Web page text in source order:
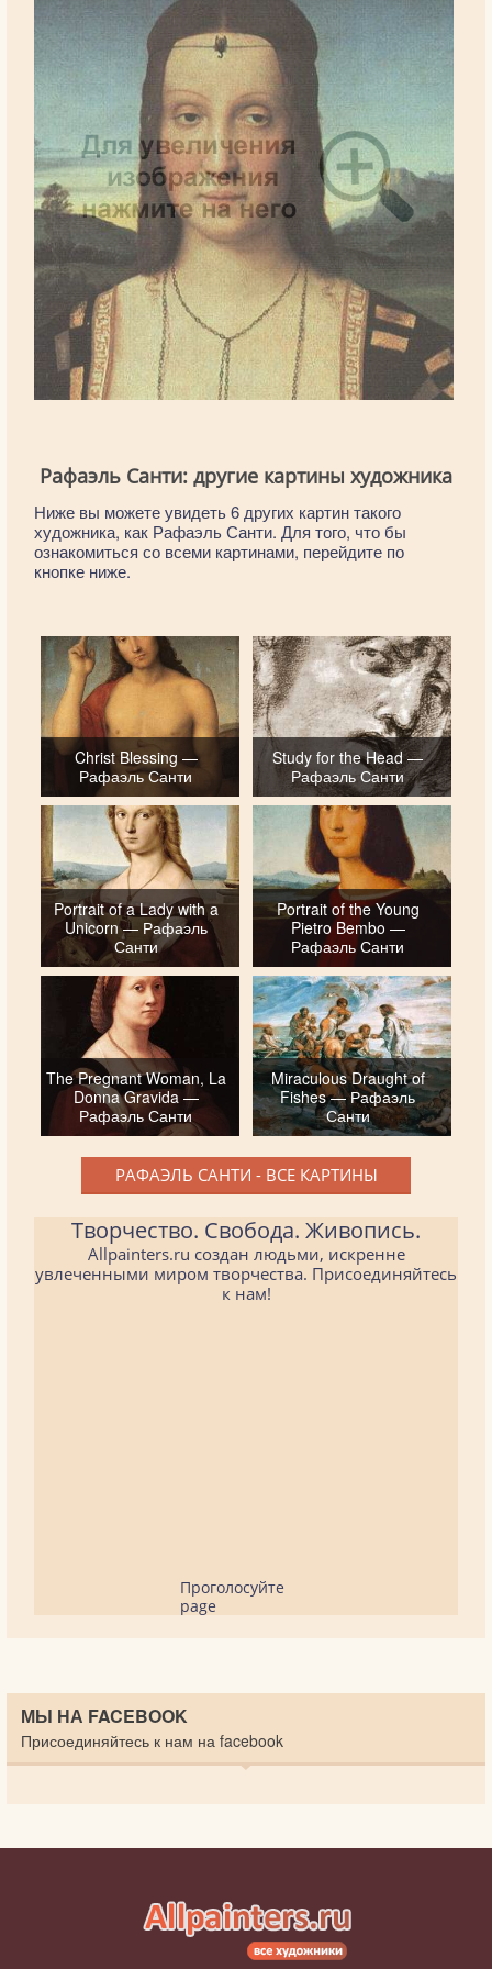
Рафаэль Санти: другие картины художника
Ниже вы можете увидеть 6 других картин такого
художника, как Рафаэль Санти. Для того, что бы
ознакомиться со всеми картинами, перейдите по
кнопке ниже.
Christ Blessing —
Рафаэль Санти
Study for the Head —
Рафаэль Санти
Portrait of a Lady with a
Unicorn — Рафаэль
Санти
Portrait of the Young
Pietro Bembo —
Рафаэль Санти
The Pregnant Woman, La
Donna Gravida —
Рафаэль Санти
Miraculous Draught of
Fishes — Рафаэль
Санти
РАФАЭЛЬ САНТИ - ВСЕ КАРТИНЫ
Творчество. Свобода. Живопись.
Allpainters.ru создан людьми, искренне
увлеченными миром творчества. Присоединяйтесь
к нам!
Проголосуйте
page
МЫ НА FACEBOOK
Присоединяйтесь к нам на facebook